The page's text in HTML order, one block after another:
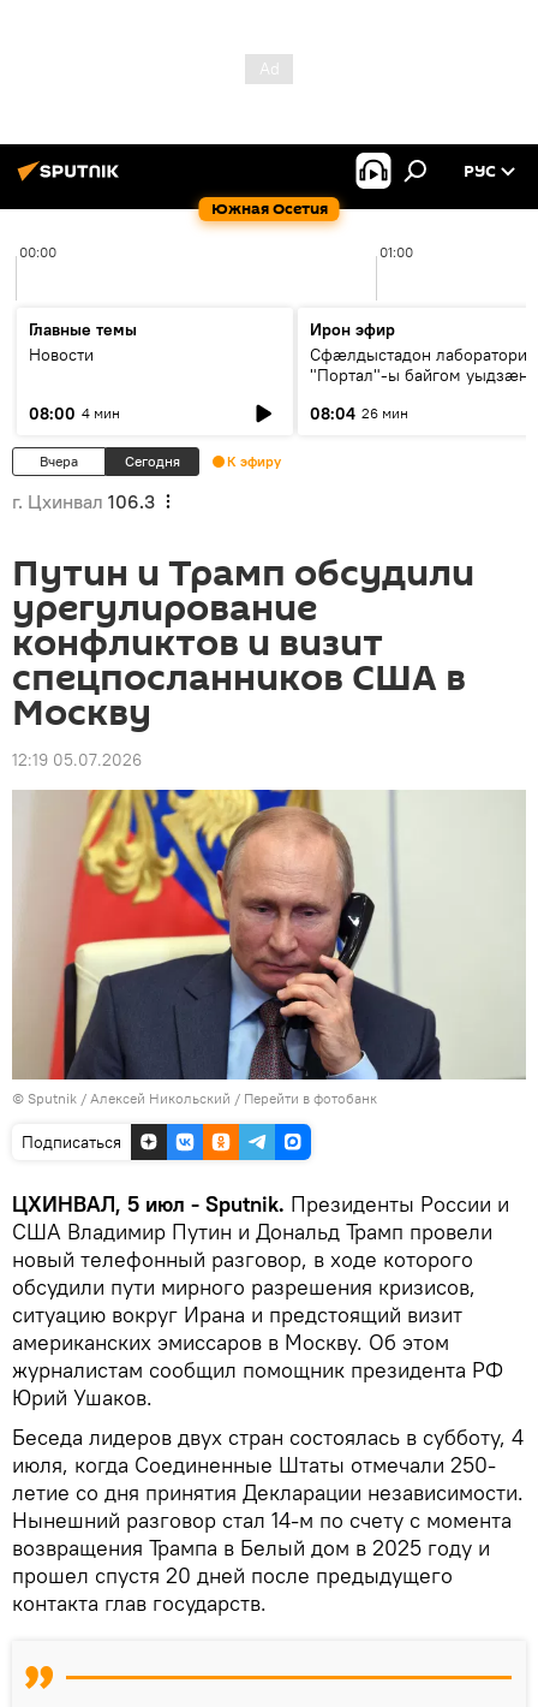
Южная Осетия
РУС
00:00 01:00
Главные темы
Новости
08:00 4 мин
Ирон эфир
Сфæлдыстадон лаборатори
"Портал"-ы байгом уыдзæн
Æхсары куыстыты равдыст
08:04 26 мин
Вчера Сегодня К эфиру
г. Цхинвал 106.3
Путин и Трамп обсудили
урегулирование
конфликтов и визит
спецпосланников США в
Москву
12:19 05.07.2026
© Sputnik / Алексей Никольский / Перейти в фотобанк
Подписаться
ЦХИНВАЛ, 5 июл - Sputnik. Президенты России и
США Владимир Путин и Дональд Трамп провели
новый телефонный разговор, в ходе которого
обсудили пути мирного разрешения кризисов,
ситуацию вокруг Ирана и предстоящий визит
американских эмиссаров в Москву. Об этом
журналистам сообщил помощник президента РФ
Юрий Ушаков.
Беседа лидеров двух стран состоялась в субботу, 4
июля, когда Соединенные Штаты отмечали 250-
летие со дня принятия Декларации независимости.
Нынешний разговор стал 14-м по счету с момента
возвращения Трампа в Белый дом в 2025 году и
прошел спустя 20 дней после предыдущего
контакта глав государств.